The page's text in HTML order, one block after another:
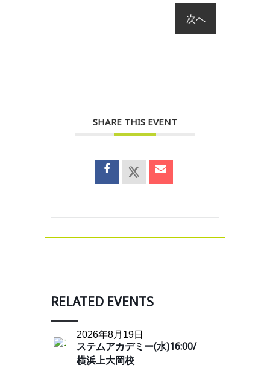
SHARE THIS EVENT
RELATED EVENTS
2026年8月19日
ステムアカデミー(水)16:00/
横浜上大岡校